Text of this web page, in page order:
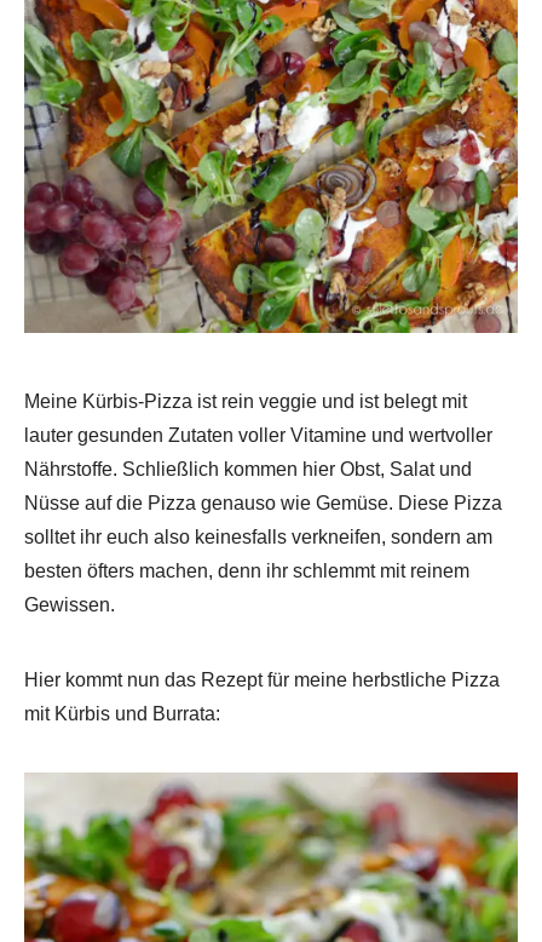
Meine Kürbis-Pizza ist rein veggie und ist belegt mit
lauter gesunden Zutaten voller Vitamine und wertvoller
Nährstoffe. Schließlich kommen hier Obst, Salat und
Nüsse auf die Pizza genauso wie Gemüse. Diese Pizza
solltet ihr euch also keinesfalls verkneifen, sondern am
besten öfters machen, denn ihr schlemmt mit reinem
Gewissen.
Hier kommt nun das Rezept für meine herbstliche Pizza
mit Kürbis und Burrata: